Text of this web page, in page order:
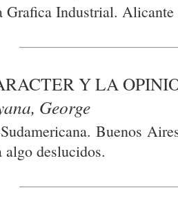
Grafica Industrial.
Y LA
George
Buenos
algo deslucidos.